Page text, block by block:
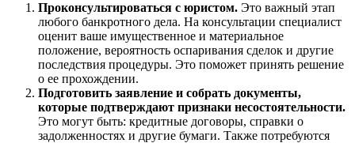
Проконсультироваться с юристом. Это важный этап
любого банкротного дела. На консультации специалист
оценит ваше имущественное и материальное
положение, вероятность оспаривания сделок и другие
последствия процедуры. Это поможет принять решение
о ее прохождении.
Подготовить заявление и собрать документы,
которые подтверждают признаки несостоятельности.
Это могут быть: кредитные договоры, справки о
задолженностях и другие бумаги. Также потребуются